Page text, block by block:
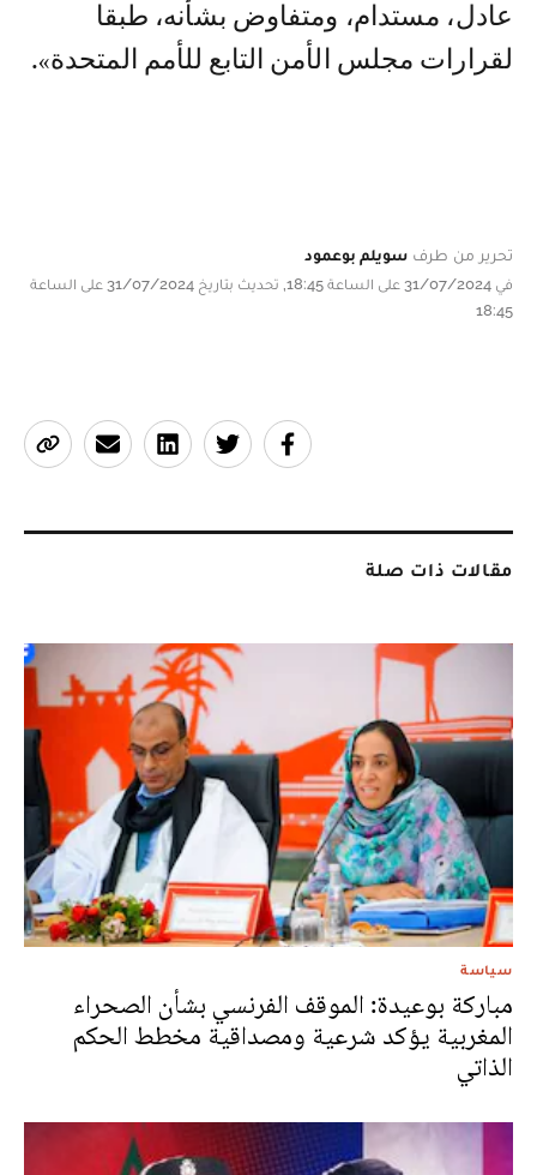
عادل، مستدام، ومتفاوض بشأنه، طبقا
لقرارات مجلس الأمن التابع للأمم المتحدة».
تحرير من طرف سويلم بوعمود
في 31/07/2024 على الساعة 18:45, تحديث بتاريخ 31/07/2024 على الساعة
18:45
مقالات ذات صلة
سياسة
مباركة بوعيدة: الموقف الفرنسي بشأن الصحراء
المغربية يؤكد شرعية ومصداقية مخطط الحكم
الذاتي